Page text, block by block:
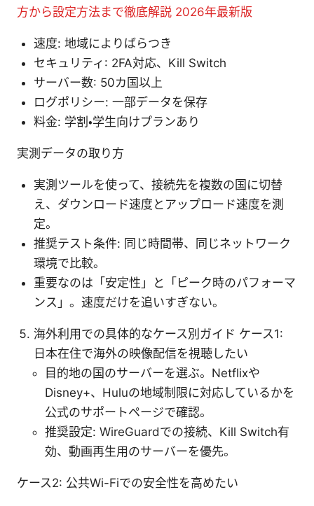
方から設定方法まで徹底解説 2026年最新版
速度: 地域によりばらつき
セキュリティ: 2FA対応、Kill Switch
サーバー数: 50カ国以上
ログポリシー: 一部データを保存
料金: 学割・学生向けプランあり
実測データの取り方
実測ツールを使って、接続先を複数の国に切替
え、ダウンロード速度とアップロード速度を測
定。
推奨テスト条件: 同じ時間帯、同じネットワーク
環境で比較。
重要なのは「安定性」と「ピーク時のパフォーマ
ンス」。速度だけを追いすぎない。
海外利用での具体的なケース別ガイド ケース1:
日本在住で海外の映像配信を視聴したい
目的地の国のサーバーを選ぶ。Netflixや
Disney+、Huluの地域制限に対応しているかを
公式のサポートページで確認。
推奨設定: WireGuardでの接続、Kill Switch有
効、動画再生用のサーバーを優先。
ケース2: 公共Wi-Fiでの安全性を高めたい